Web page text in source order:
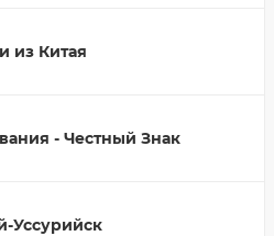
из Китая
- Честный Знак
Уссурийск